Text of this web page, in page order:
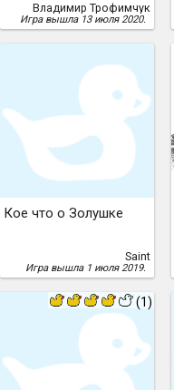
Владимир Трофимчук
Игра вышла 13 июля 2020.
Кое что о Золушке
Saint
Игра вышла 1 июля 2019.
(1)